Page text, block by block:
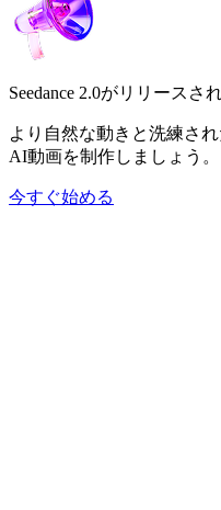
Seedance 2.0がリリースさ
より自然な動きと洗練さ
AI動画を制作しましょう。
今すぐ始める